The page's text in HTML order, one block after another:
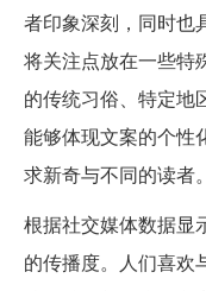
者印象深刻，同时也
将关注点放在一些特
的传统习俗、特定地
能够体现文案的个性
求新奇与不同的读者。
根据社交媒体数据显
的传播度。人们喜欢